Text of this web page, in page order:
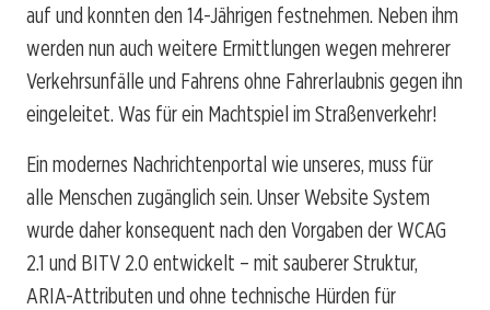
auf und konnten den 14-Jährigen festnehmen. Neben ihm
werden nun auch weitere Ermittlungen wegen mehrerer
Verkehrsunfälle und Fahrens ohne Fahrerlaubnis gegen ihn
eingeleitet. Was für ein Machtspiel im Straßenverkehr!
Ein modernes Nachrichtenportal wie unseres, muss für
alle Menschen zugänglich sein. Unser Website System
wurde daher konsequent nach den Vorgaben der WCAG
2.1 und BITV 2.0 entwickelt – mit sauberer Struktur,
ARIA-Attributen und ohne technische Hürden für